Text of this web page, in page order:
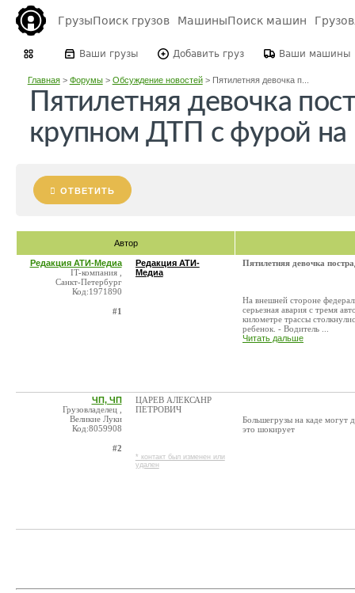
ГрузыПоиск грузов МашиныПоиск машин
Ваши грузы Добавить груз Ваши машины
Главная> Форумы> Обсуждение новостей> Пятилетняя девочка п...
Пятилетняя девочка
крупном ДТП с фурой
ОТВЕТИТЬ
Автор
Редакция АТИ-Медиа
IT-компания ,
Санкт-Петербург
Код:1971890
#1
Редакция АТИ-
Медиа
Пятилетняя девочка
На внешней стороне
серьезная авария с тремя
километре трассы
ребенок. - Водитель ...
Читать дальше
ЧП, ЧП
Грузовладелец ,
Великие Луки
Код:8059908
#2
ЦАРЕВ АЛЕКСАНР
ПЕТРОВИЧ
* контакт был изменен или
удален
Большегрузы на каде могут
это шокирует